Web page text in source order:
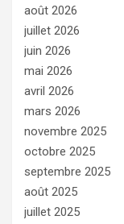
août 2026
juillet 2026
juin 2026
mai 2026
avril 2026
mars 2026
novembre 2025
octobre 2025
septembre 2025
août 2025
juillet 2025